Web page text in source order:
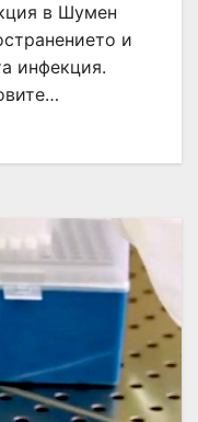
в Шумен
и
инфекция.